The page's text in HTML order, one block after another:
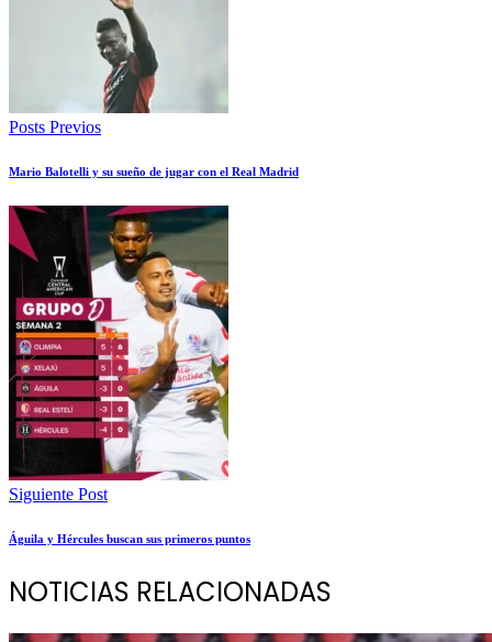
Posts Previos
Mario Balotelli y su sueño de jugar con el Real Madrid
Siguiente Post
Águila y Hércules buscan sus primeros puntos
NOTICIAS RELACIONADAS